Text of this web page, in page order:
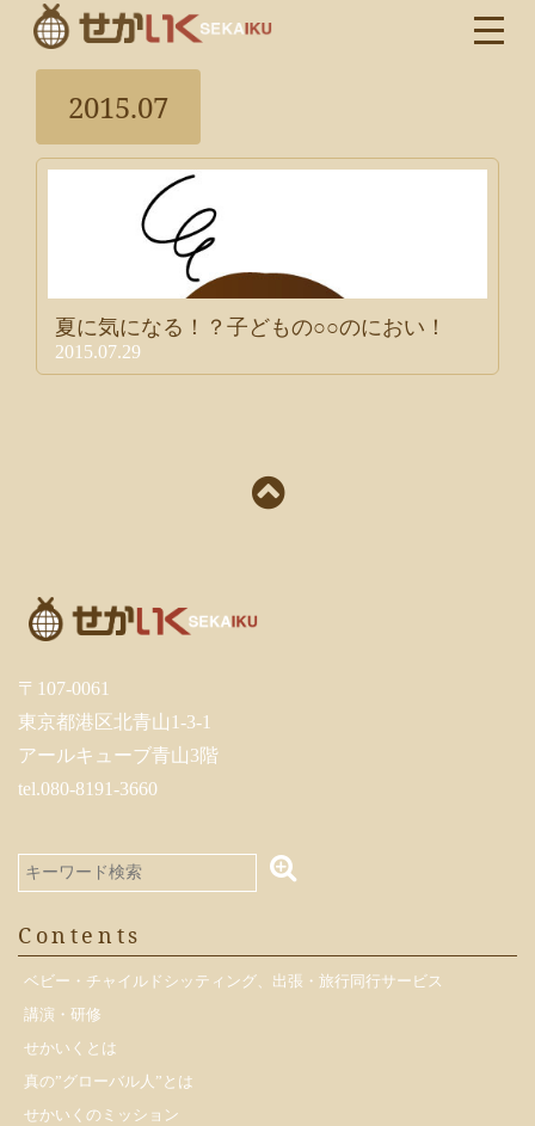
2015.07
夏に気になる！？子どもの○○のにおい！
2015.07.29
〒107-0061
東京都港区北青山1-3-1
アールキューブ青山3階
tel.080-8191-3660
Contents
ベビー・チャイルドシッティング、出張・旅行同行サービス
講演・研修
せかいくとは
真の”グローバル人”とは
せかいくのミッション